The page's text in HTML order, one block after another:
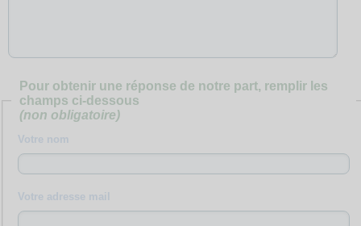
Pour obtenir une réponse de notre part, remplir les
champs ci-dessous
(non obligatoire)
Votre nom
Votre adresse mail